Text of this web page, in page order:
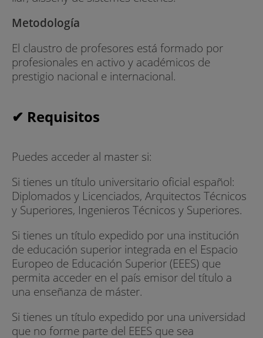
Metodología
El claustro de profesores está formado por
profesionales en activo y académicos de
prestigio nacional e internacional.
✔ Requisitos
Puedes acceder al master si:
Si tienes un título universitario oficial español:
Diplomados y Licenciados, Arquitectos Técnicos
y Superiores, Ingenieros Técnicos y Superiores.
Si tienes un título expedido por una institución
de educación superior integrada en el Espacio
Europeo de Educación Superior (EEES) que
permita acceder en el país emisor del título a
una enseñanza de máster.
Si tienes un título expedido por una universidad
que no forme parte del EEES que sea